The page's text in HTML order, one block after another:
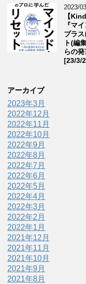
2023/
【
『マ
プラ
ト(編
らの
[23/3/
アーカイブ
2023年3月
2022年12月
2022年11月
2022年10月
2022年9月
2022年8月
2022年7月
2022年6月
2022年5月
2022年4月
2022年3月
2022年2月
2022年1月
2021年12月
2021年11月
2021年10月
2021年9月
2021年8月